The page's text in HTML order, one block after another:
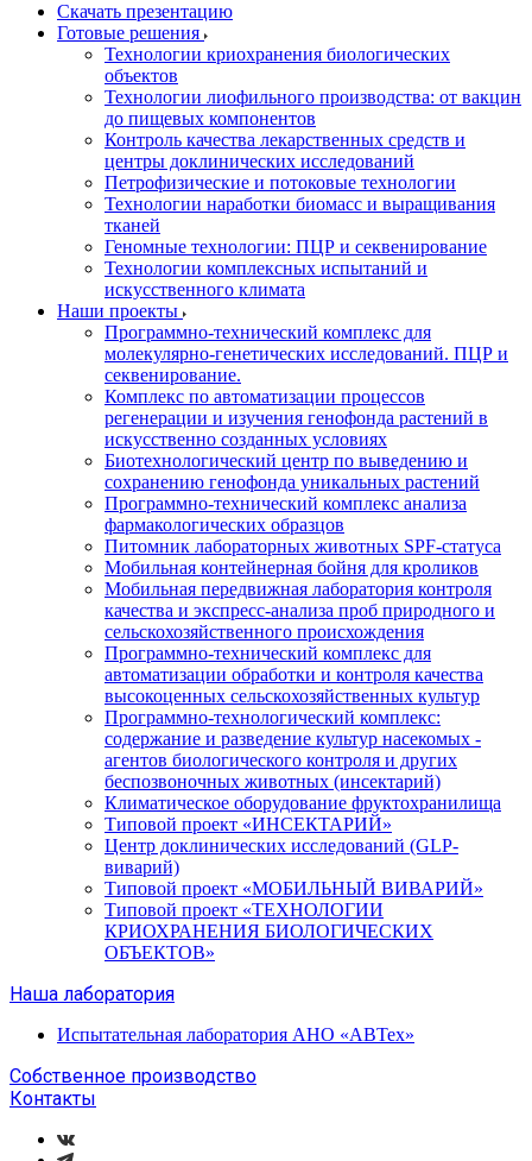
Скачать презентацию
Готовые решения
Технологии криохранения биологических
объектов
Технологии лиофильного производства: от вакцин
до пищевых компонентов
Контроль качества лекарственных средств и
центры доклинических исследований
Петрофизические и потоковые технологии
Технологии наработки биомасс и выращивания
тканей
Геномные технологии: ПЦР и секвенирование
Технологии комплексных испытаний и
искусственного климата
Наши проекты
Программно-технический комплекс для
молекулярно-генетических исследований. ПЦР и
секвенирование.
Комплекс по автоматизации процессов
регенерации и изучения генофонда растений в
искусственно созданных условиях
Биотехнологический центр по выведению и
сохранению генофонда уникальных растений
Программно-технический комплекс анализа
фармакологических образцов
Питомник лабораторных животных SPF-статуса
Мобильная контейнерная бойня для кроликов
Мобильная передвижная лаборатория контроля
качества и экспресс-анализа проб природного и
сельскохозяйственного происхождения
Программно-технический комплекс для
автоматизации обработки и контроля качества
высокоценных сельскохозяйственных культур
Программно-технологический комплекс:
содержание и разведение культур насекомых -
агентов биологического контроля и других
беспозвоночных животных (инсектарий)
Климатическое оборудование фруктохранилища
Типовой проект «ИНСЕКТАРИЙ»
Центр доклинических исследований (GLP-
виварий)
Типовой проект «МОБИЛЬНЫЙ ВИВАРИЙ»
Типовой проект «ТЕХНОЛОГИИ
КРИОХРАНЕНИЯ БИОЛОГИЧЕСКИХ
ОБЪЕКТОВ»
Наша лаборатория
Испытательная лаборатория АНО «АВТех»
Собственное производство
Контакты